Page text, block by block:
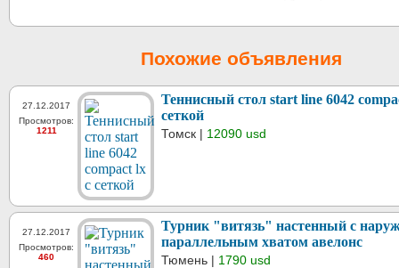
Похожие объявления
27.12.2017
Просмотров:
1211
Теннисный стол start line 6042
сеткой
Томск | 12090 usd
27.12.2017
Просмотров:
460
Турник "витязь" настенный с
параллельным хватом авелонс
Тюмень | 1790 usd